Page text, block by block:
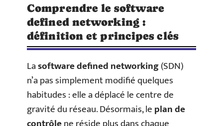
Comprendre le software
defined networking :
définition et principes clés
Lasoftware defined networking(SDN)
n’a pas simplement modifié quelques
habitudes : elle a déplacé le centre de
gravité du réseau. Désormais, leplan de